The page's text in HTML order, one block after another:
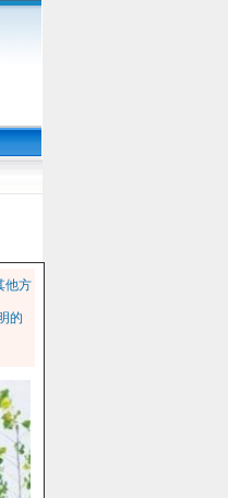
他方
的